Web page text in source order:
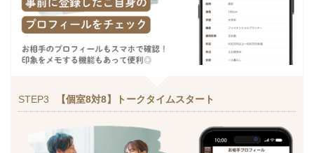
STEP3 【個室8対8】トークタイムスタート